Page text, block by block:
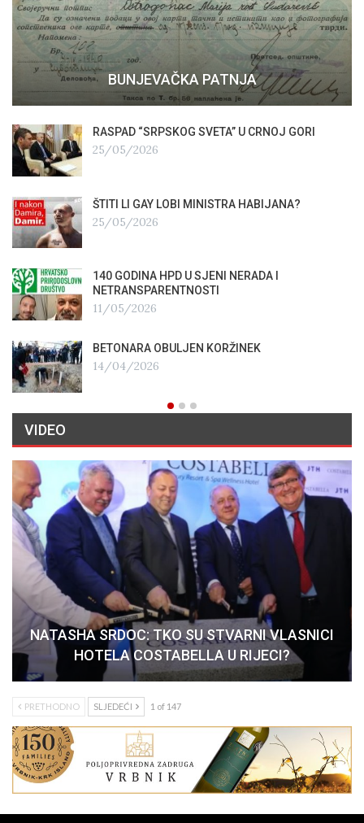
BUNJEVAČKA PATNJA
RASPAD “SRPSKOG SVETA” U CRNOJ GORI
25/05/2026
ŠTITI LI GAY LOBI MINISTRA HABIJANA?
25/05/2026
140 GODINA HPD U SJENI NERADA I
NETRANSPARENTNOSTI
11/05/2026
BETONARA OBULJEN KORŽINEK
14/04/2026
VIDEO
NATASHA SRDOC: TKO SU STVARNI VLASNICI
HOTELA COSTABELLA U RIJECI?
PRETHODNO SLJEDEĆI 1 of 147